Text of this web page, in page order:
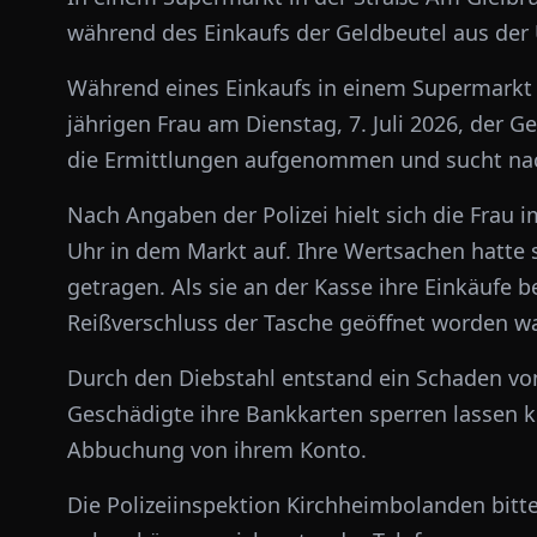
während des Einkaufs der Geldbeutel aus
Während eines Einkaufs in einem
jährigen Frau am Dienstag, 7. Juli 2026, der
die Ermittlungen aufgenommen und sucht
Nach Angaben der Polizei hielt sich die Frau
Uhr in dem Markt auf. Ihre Wertsachen hatte
getragen. Als sie an der Kasse ihre Einkäufe
Reißverschluss der Tasche geöffnet worden
Durch den Diebstahl entstand ein Schaden
Geschädigte ihre Bankkarten sperren
Abbuchung von ihrem Konto.
Die Polizeiinspektion Kirchheimbolanden